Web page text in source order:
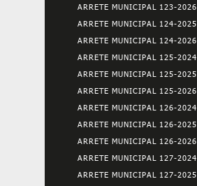
ARRETE MUNICIPAL 123-2026
ARRETE MUNICIPAL 124-2025
ARRETE MUNICIPAL 124-2026
ARRETE MUNICIPAL 125-2024
ARRETE MUNICIPAL 125-2025
ARRETE MUNICIPAL 125-2026
ARRETE MUNICIPAL 126-2024
ARRETE MUNICIPAL 126-2025
ARRETE MUNICIPAL 126-2026
ARRETE MUNICIPAL 127-2024
ARRETE MUNICIPAL 127-2025